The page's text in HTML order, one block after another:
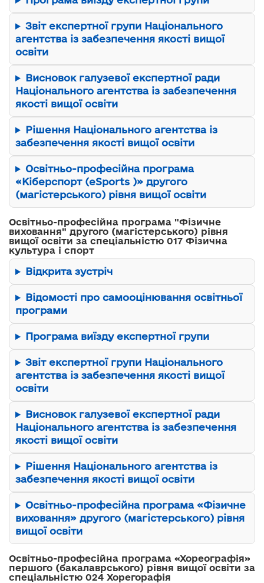
Звіт експертної групи Національного
агентства із забезпечення якості вищої
освіти
Висновок галузевої експертної ради
Національного агентства із забезпечення
якості вищої освіти
Рішення Національного агентства із
забезпечення якості вищої освіти
Освітньо-професійна програма
«Кіберспорт (eSports )» другого
(магістерського) рівня вищої освіти
Освітньо-професійна програма "Фізичне
виховання" другого (магістерського) рівня
вищої освіти за спеціальністю 017 Фізична
культура і спорт
Відкрита зустріч
Відомості про самооцінювання освітньої
програми
Програма виїзду експертної групи
Звіт експертної групи Національного
агентства із забезпечення якості вищої
освіти
Висновок галузевої експертної ради
Національного агентства із забезпечення
якості вищої освіти
Рішення Національного агентства із
забезпечення якості вищої освіти
Освітньо-професійна програма «Фізичне
виховання» другого (магістерського) рівня
вищої освіти
Освітньо-професійна програма «Хореографія»
першого (бакалаврського) рівня вищої освіти за
спеціальністю 024 Хорегорафія